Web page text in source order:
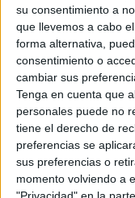
su consentimiento a
que llevemos a cabo
forma alternativa,
consentimiento o
cambiar sus
Tenga en cuenta que
personales puede no
tiene el derecho de
preferencias se
sus preferencias o
momento volviendo a
"Privacidad" en la